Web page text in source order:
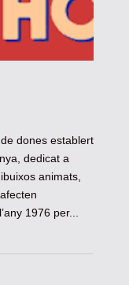
dones establert
dedicat a
animats,
1976 per...